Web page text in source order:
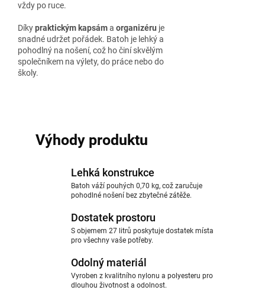
vždy po ruce.
Díkypraktickým kapsáma organizéru je
snadné udržet pořádek. Batoh je lehký a
pohodlný na nošení, což ho činí skvělým
společníkem na výlety, do práce nebo do
školy.
Výhody produktu
Lehká konstrukce
Batoh váží pouhých 0,70 kg, což zaručuje
pohodlné nošení bez zbytečné zátěže.
Dostatek prostoru
S objemem 27 litrů poskytuje dostatek místa
pro všechny vaše potřeby.
Odolný materiál
Vyroben z kvalitního nylonu a polyesteru pro
dlouhou životnost a odolnost.